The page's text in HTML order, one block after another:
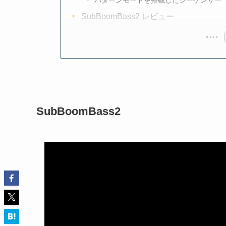
SubBoomBass2 レビュー
SubBoomBass2